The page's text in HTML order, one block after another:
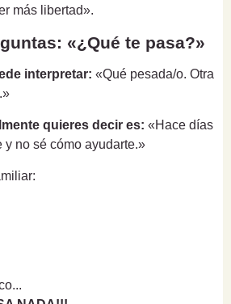
más libertad».
«¿Qué te pasa?»
interpretar: «Qué pesada/o. Otra
quieres decir es: «Hace días
y no sé cómo ayudarte.»